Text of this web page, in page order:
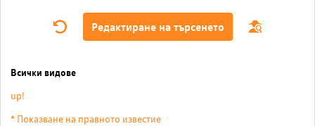
Редактиране на търсенето
Всички видове
up!
* Показване на правното известие